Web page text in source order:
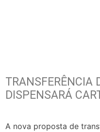
TRANSFERÊNCIA
DISPENSARÁ
A nova proposta de